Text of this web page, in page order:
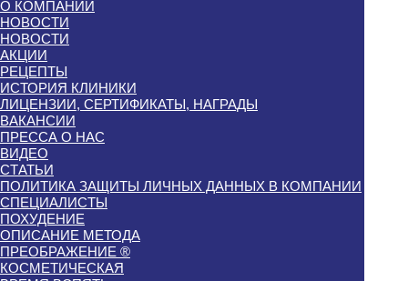
О КОМПАНИИ
НОВОСТИ
НОВОСТИ
АКЦИИ
РЕЦЕПТЫ
ИСТОРИЯ КЛИНИКИ
ЛИЦЕНЗИИ, СЕРТИФИКАТЫ, НАГРАДЫ
ВАКАНСИИ
ПРЕССА О НАС
ВИДЕО
СТАТЬИ
ПОЛИТИКА ЗАЩИТЫ ЛИЧНЫХ ДАННЫХ В КОМПАНИИ
СПЕЦИАЛИСТЫ
ПОХУДЕНИЕ
ОПИСАНИЕ МЕТОДА
ПРЕОБРАЖЕНИЕ ®
КОСМЕТИЧЕСКАЯ